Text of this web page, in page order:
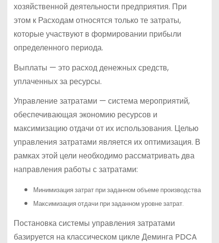
хозяйственной деятельности предприятия. При
этом к Расходам относятся только те затраты,
которые участвуют в формировании прибыли
определенного периода.
Выплаты — это расход денежных средств,
уплаченных за ресурсы.
Управление затратами — система мероприятий,
обеспечивающая экономию ресурсов и
максимизацию отдачи от их использования. Целью
управления затратами является их оптимизация. В
рамках этой цели необходимо рассматривать два
направления работы с затратами:
Минимизация затрат при заданном объеме производства
Максимизация отдачи при заданном уровне затрат.
Постановка системы управления затратами
базируется на классическом цикле Деминга PDCA